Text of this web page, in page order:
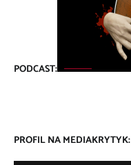
PODCAST:
PROFIL NA MEDIAKRYTYK: